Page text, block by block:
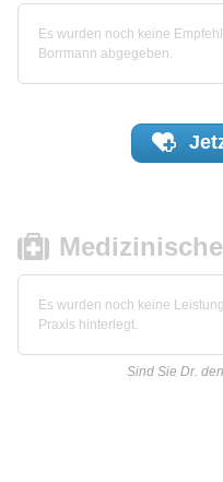
Es wurden noch keine
Borrmann abgegeben.
Es wurden noch keine
Praxis hinterlegt.
Sind Sie Dr.